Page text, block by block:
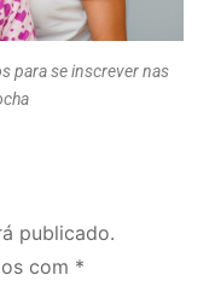
para se inscrever nas
publicado.
com *